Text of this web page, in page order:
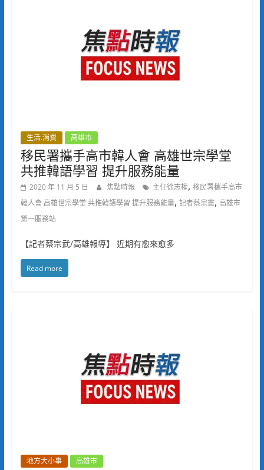
生活.消費 高雄市
移民署攜手高市韓人會 高雄世宗學堂
共推韓語學習 提升服務能量
2020 年 11 月 5 日 焦點時報 主任徐志權, 移民署攜手高市
韓人會 高雄世宗學堂 共推韓語學習 提升服務能量, 記者蔡宗憲, 高雄市
第一服務站
【記者蔡宗武/高雄報導】 近期有愈來愈多
Read more
地方大小事 高雄市